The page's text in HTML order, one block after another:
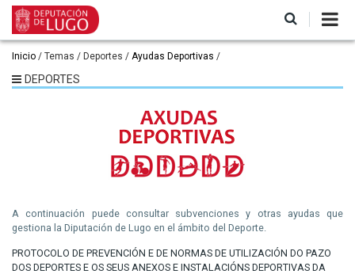
Pasar
contenido
principal
Ruta
de
Inicio Temas Deportes Ayudas Deportivas
DEPORTES
A continuación puede consultar subvenciones y otras ayudas que
gestiona la Diputación de Lugo en el ámbito del Deporte.
PROTOCOLO DE PREVENCIÓN E DE NORMAS DE UTILIZACIÓN DO PAZO
DOS DEPORTES E OS SEUS ANEXOS E INSTALACIÓNS DEPORTIVAS DA